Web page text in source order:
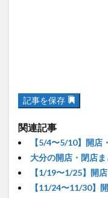
記事を保存
関連記事
【5/4〜5/10】開店
大分の開店・閉店
【1/19〜1/25】開
【11/24〜11/30】